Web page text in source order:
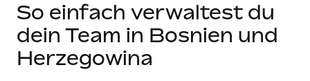
WELTWEITE BESCHÄFTIGUNG
Globale Payroll
Lösungen
WELTWEITE ABDECKUNG
Ressourcen
So einfach verwaltest du
dein Team in Bosnien und
Herzegowina